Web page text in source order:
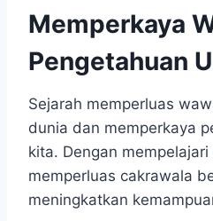
Memperkaya
Pengetahuan
Sejarah memperluas
dunia dan memperkaya
kita. Dengan
memperluas cakrawala
meningkatkan